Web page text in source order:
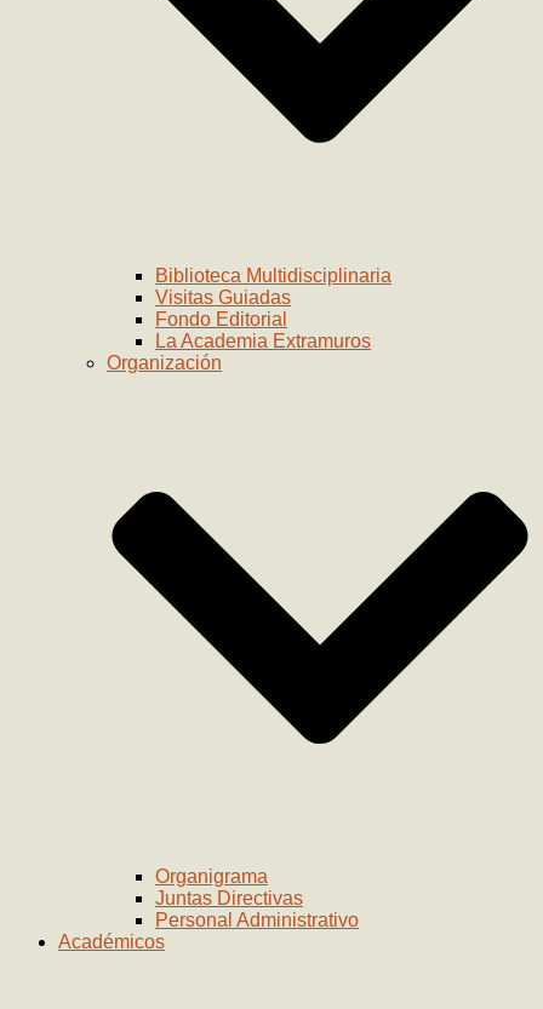
Biblioteca Multidisciplinaria
Visitas Guiadas
Fondo Editorial
La Academia Extramuros
Organización
Organigrama
Juntas Directivas
Personal Administrativo
Académicos